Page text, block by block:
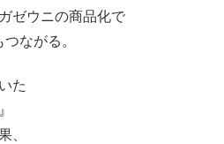
ゼウニの商品化で
つながる。
た
、